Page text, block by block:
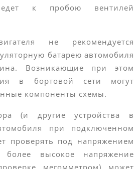
к пробою вентилей
не рекомендуется
батарею автомобиля
Возникающие при этом
в бортовой сети могут
компоненты схемы.
(и другие устройства в
при подключенном
проверять под напряжением
высокое напряжение
мегомметром) может